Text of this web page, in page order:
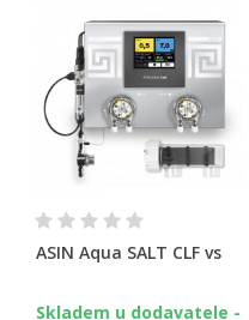
ASIN Aqua SALT CLF vs
Skladem u dodavatele -